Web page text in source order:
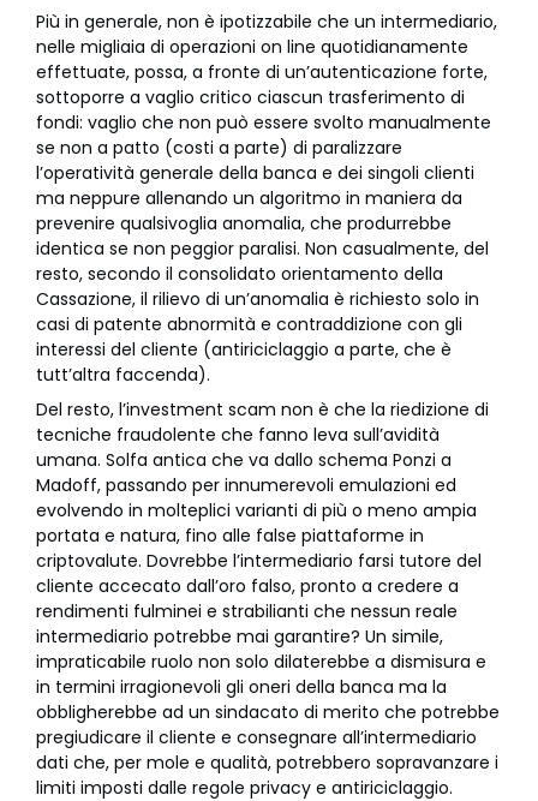
Più in generale, non è ipotizzabile che un intermediario,
nelle migliaia di operazioni on line quotidianamente
effettuate, possa, a fronte di un’autenticazione forte,
sottoporre a vaglio critico ciascun trasferimento di
fondi: vaglio che non può essere svolto manualmente
se non a patto (costi a parte) di paralizzare
l’operatività generale della banca e dei singoli clienti
ma neppure allenando un algoritmo in maniera da
prevenire qualsivoglia anomalia, che produrrebbe
identica se non peggior paralisi. Non casualmente, del
resto, secondo il consolidato orientamento della
Cassazione, il rilievo di un’anomalia è richiesto solo in
casi di patente abnormità e contraddizione con gli
interessi del cliente (antiriciclaggio a parte, che è
tutt’altra faccenda).
Del resto, l’investment scam non è che la riedizione di
tecniche fraudolente che fanno leva sull’avidità
umana. Solfa antica che va dallo schema Ponzi a
Madoff, passando per innumerevoli emulazioni ed
evolvendo in molteplici varianti di più o meno ampia
portata e natura, fino alle false piattaforme in
criptovalute. Dovrebbe l’intermediario farsi tutore del
cliente accecato dall’oro falso, pronto a credere a
rendimenti fulminei e strabilianti che nessun reale
intermediario potrebbe mai garantire? Un simile,
impraticabile ruolo non solo dilaterebbe a dismisura e
in termini irragionevoli gli oneri della banca ma la
obbligherebbe ad un sindacato di merito che potrebbe
pregiudicare il cliente e consegnare all’intermediario
dati che, per mole e qualità, potrebbero sopravanzare i
limiti imposti dalle regole privacy e antiriciclaggio.